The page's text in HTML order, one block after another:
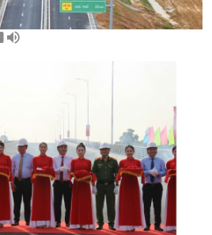
Sống chung với biến đổi
khí hậu